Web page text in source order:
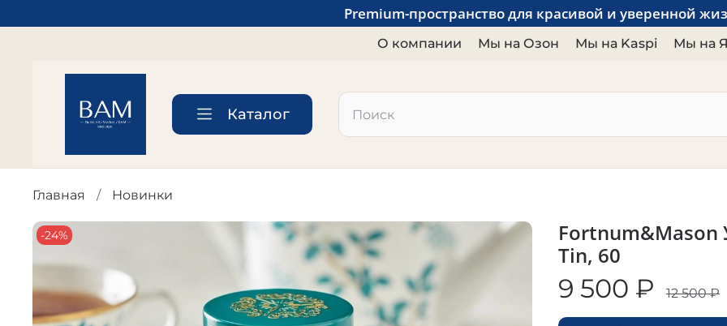
Premium-пространство для красивой и уверенной
О компании Мы на Озон Мы на Kaspi Мы на
Каталог
Главная Новинки
-24%
Fortnum&Mason
Tin, 60
9 500 ₽ 12 500 ₽